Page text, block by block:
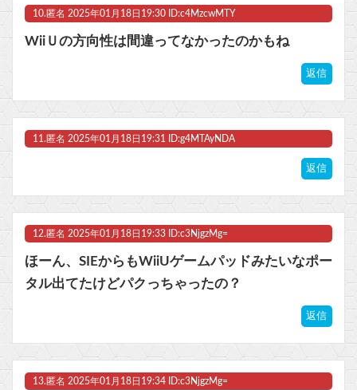
10. 匿名 2025年01月18日19:30 ID:c4MzcwMTY
WiiＵの方向性は間違ってなかったのかもね
返信
11. 匿名 2025年01月18日19:31 ID:g4MTAyNDA
返信
12. 匿名 2025年01月18日19:33 ID:c3NjgzMg=
ほーん、SIEからもWiiUゲームパッドみたいなポー
タル出てたけどパクっちゃったの？
返信
13. 匿名 2025年01月18日19:34 ID:c3NjgzMg=